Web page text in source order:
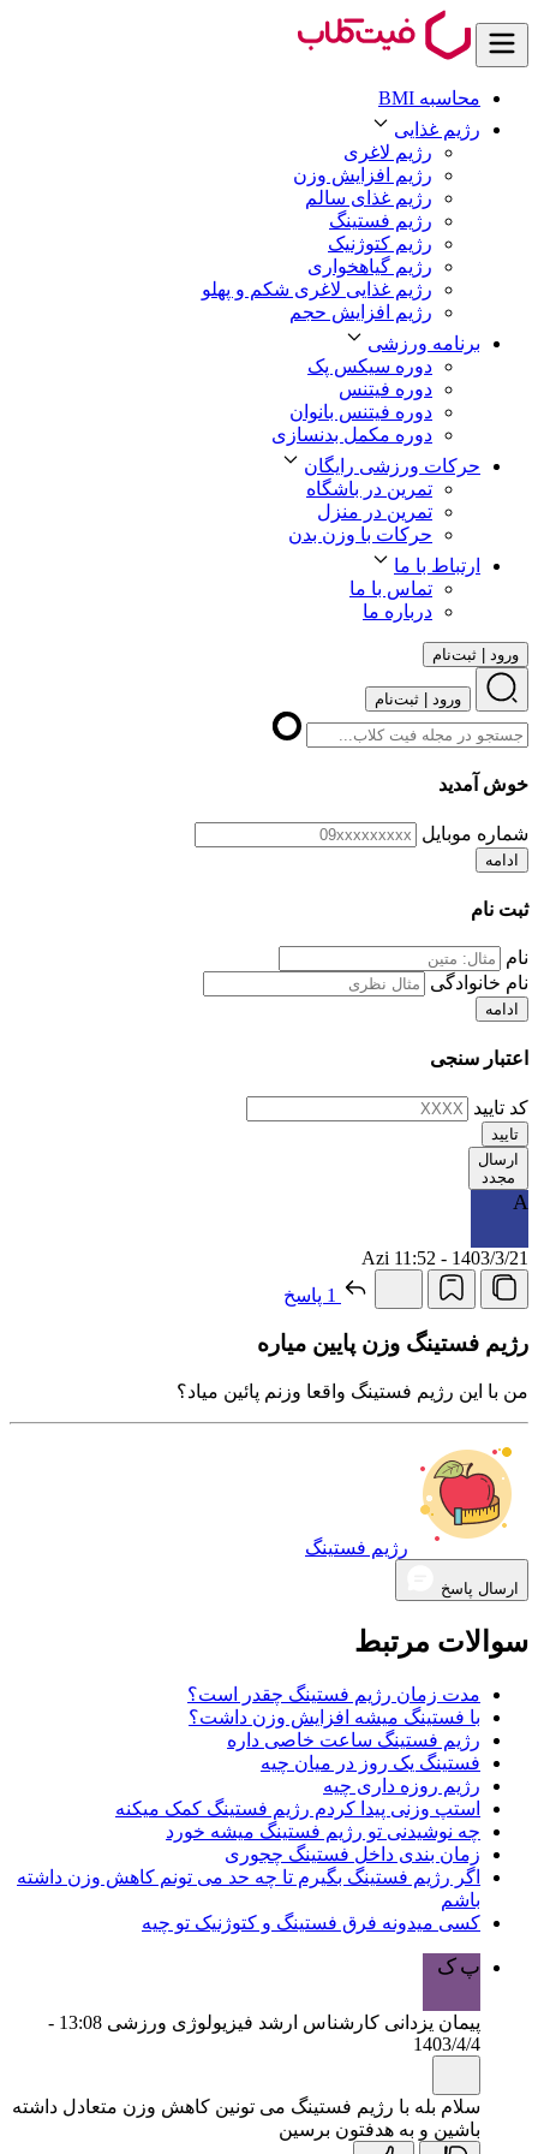
محاسبه BMI
رژیم غذایی
رژیم لاغری
رژیم افزایش وزن
رژیم غذای سالم
رژیم فستینگ
رژیم کتوژنیک
رژیم گیاهخواری
رژیم غذایی لاغری شکم و پهلو
رژیم افزایش حجم
برنامه ورزشی
دوره سیکس پک
دوره فیتنس
دوره فیتنس بانوان
دوره مکمل بدنسازی
حرکات ورزشی رایگان
تمرین در باشگاه
تمرین در منزل
حرکات با وزن بدن
ارتباط با ما
تماس با ما
درباره ما
ورود | ثبت‌نام
ورود | ثبت‌نام
خوش آمدید
شماره موبایل
ادامه
ثبت نام
نام
نام خانوادگی
ادامه
اعتبار سنجی
کد تایید
تایید
ارسال
مجدد
A
Azi 11:52 - 1403/3/21
رژیم فستینگ وزن پایین میاره
من با این رژیم فستینگ واقعا وزنم پائین میاد؟
رژیم فستینگ
ارسال پاسخ
سوالات مرتبط
مدت زمان رژیم فستینگ چقدر است؟
با فستینگ میشه افزایش وزن داشت؟
رژیم فستینگ ساعت خاصی داره
فستینگ یک روز در میان چیه
رژیم روزه داری چیه
استپ وزنی پیدا کردم رژیم فستینگ کمک میکنه
چه نوشیدنی تو رژیم فستینگ میشه خورد
زمان بندی داخل فستینگ چجوری
اگر رژیم فستینگ بگیرم تا چه حد می تونم کاهش وزن داشته
باشم
کسی میدونه فرق فستینگ و کتوژنیک تو چیه
پ ک
پیمان یزدانی کارشناس ارشد فیزیولوژی ورزشی
13:08 -
1403/4/4
سلام بله با رژیم فستینگ می تونین کاهش وزن متعادل داشته
باشین و به هدفتون برسین